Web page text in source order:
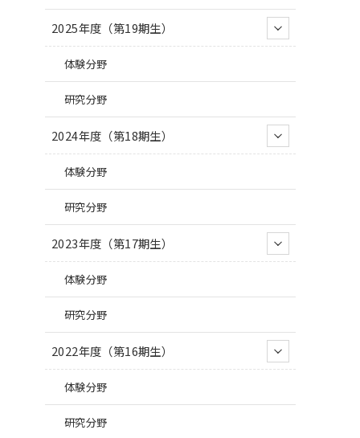
2025年度（第19期生）
体験分野
研究分野
2024年度（第18期生）
体験分野
研究分野
2023年度（第17期生）
体験分野
研究分野
2022年度（第16期生）
体験分野
研究分野